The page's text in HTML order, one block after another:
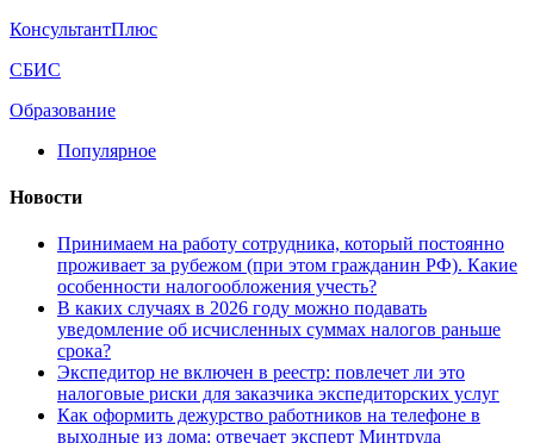
КонсультантПлюс
СБИС
Образование
Популярное
Новости
Принимаем на работу сотрудника, который постоянно
проживает за рубежом (при этом гражданин РФ). Какие
особенности налогообложения учесть?
В каких случаях в 2026 году можно подавать
уведомление об исчисленных суммах налогов раньше
срока?
Экспедитор не включен в реестр: повлечет ли это
налоговые риски для заказчика экспедиторских услуг
Как оформить дежурство работников на телефоне в
выходные из дома: отвечает эксперт Минтруда